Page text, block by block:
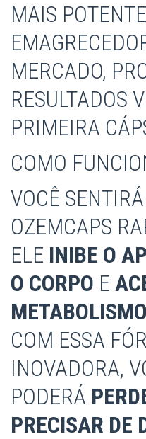
MAIS
MERCADO,
RESULTADOS
PRIMEIRA
COMO
VOCÊ
OZEMCAPS
ELE INIBE O
O CORPO E
METABOLISMO
COM ESSA
INOVADORA,
PODERÁ
PRECISAR DE